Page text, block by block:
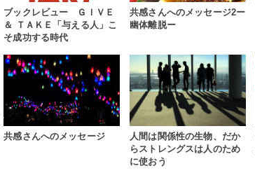
ブックレビュー ＧＩＶＥ
＆ ＴＡＫＥ「与える人」こ
そ成功する時代
共感さんへのメッセージ2ー
幽体離脱ー
共感さんへのメッセージ
人間は関係性の生物、だか
らストレングスは人のため
に使おう